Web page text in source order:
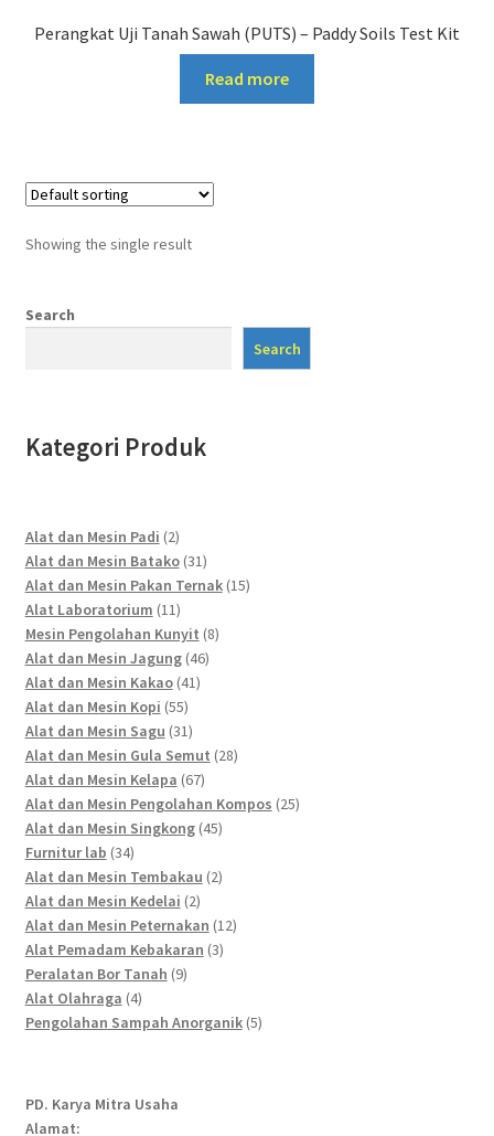
Perangkat Uji Tanah Sawah (PUTS) – Paddy Soils Test Kit
Read more
Showing the single result
Search
Search
Kategori Produk
Alat dan Mesin Padi 22
products
Alat dan Mesin Batako 3131
products
Alat dan Mesin Pakan Ternak 1515
Alat Laboratorium 1111
products
Mesin Pengolahan Kunyit 88
Alat dan Mesin Jagung 4646
Alat dan Mesin Kakao 4141
Alat dan Mesin Kopi 5555
products
Alat dan Mesin Sagu 3131
products
Alat dan Mesin Gula Semut 2828
Alat dan Mesin Kelapa 6767
products
Alat dan Mesin Pengolahan Kompos 2525
Alat dan Mesin Singkong 4545
Furnitur lab 3434
products
Alat dan Mesin Tembakau 22
Alat dan Mesin Kedelai 22
products
Alat dan Mesin Peternakan 1212
Alat Pemadam Kebakaran 33
Peralatan Bor Tanah 99
Alat Olahraga 44
products
Pengolahan Sampah Anorganik 55
PD. Karya Mitra Usaha
Alamat: